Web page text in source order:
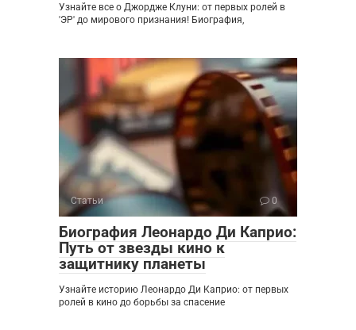
Узнайте все о Джордже Клуни: от первых ролей в
'ЭР' до мирового признания! Биография,
Статьи 0
Биография Леонардо Ди Каприо:
Путь от звезды кино к
защитнику планеты
Узнайте историю Леонардо Ди Каприо: от первых
ролей в кино до борьбы за спасение